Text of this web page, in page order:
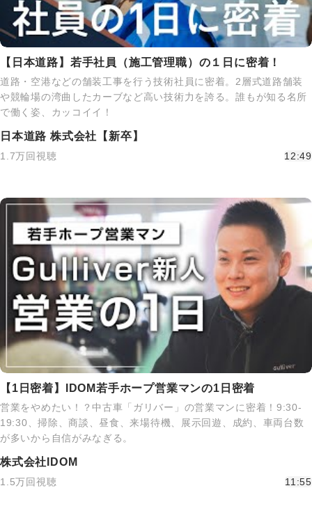
【日本道路】若手社員（施工管理職）の１日に密着！
道路・空港などの舗装工事を行う技術社員に密着。2層式道路舗装
や競輪場の湾曲したカーブなど高い技術力を誇る。誰もが知る名所
で働く姿、カッコイイ！
日本道路 株式会社【新卒】
1.7万回視聴 12:49
【1日密着】IDOM若手ホープ営業マンの1日密着
営業をやめたい！？中古車「ガリバー」の営業マンに密着！9:30-
19:30、掃除、商談、昼食、来場待機、展示回遊、成約、車両台数
が多いから自信がみなぎる。
株式会社IDOM
1.5万回視聴 11:55